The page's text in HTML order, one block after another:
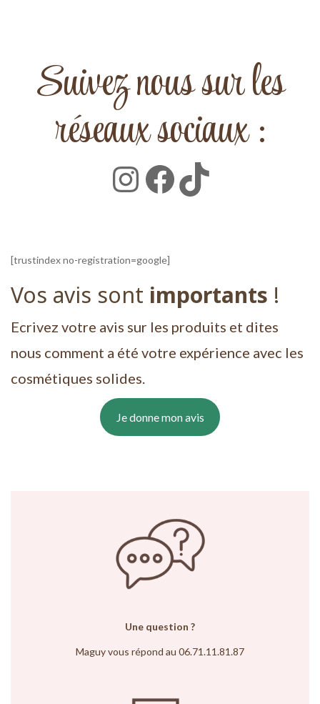
Suivez nous sur les
réseaux sociaux :
Instagram
Facebook
TikTok
[trustindex no-registration=google]
Vos avis sont importants !
Ecrivez votre avis sur les produits et dites
nous comment a été votre expérience avec les
cosmétiques solides.
Je donne mon avis
Une question ?
Maguy vous répond au 06.71.11.81.87